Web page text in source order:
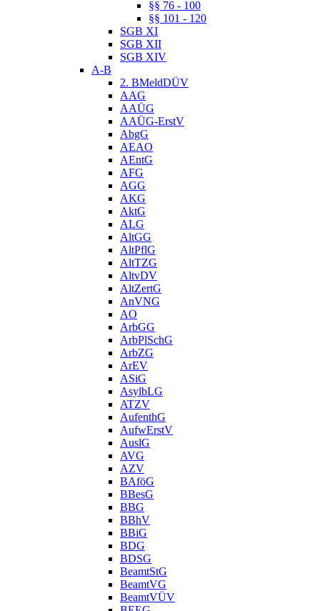
§§ 76 - 100
§§ 101 - 120
SGB XI
SGB XII
SGB XIV
A-B
2. BMeldDÜV
AAG
AAÜG
AAÜG-ErstV
AbgG
AEAO
AEntG
AFG
AGG
AKG
AktG
ALG
AltGG
AltPflG
AltTZG
AltvDV
AltZertG
AnVNG
AO
ArbGG
ArbPlSchG
ArbZG
ArEV
ASiG
AsylbLG
ATZV
AufenthG
AufwErstV
AuslG
AVG
AZV
BAföG
BBesG
BBG
BBhV
BBiG
BDG
BDSG
BeamtStG
BeamtVG
BeamtVÜV